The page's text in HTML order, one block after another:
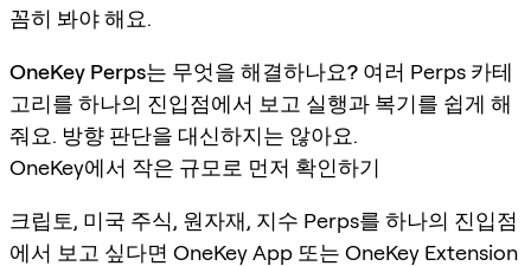
꼼히 봐야 해요.
OneKey Perps는 무엇을 해결하나요? 여러 Perps 카테
고리를 하나의 진입점에서 보고 실행과 복기를 쉽게 해
줘요. 방향 판단을 대신하지는 않아요.
OneKey에서 작은 규모로 먼저 확인하기
크립토, 미국 주식, 원자재, 지수 Perps를 하나의 진입점
에서 보고 싶다면 OneKey App 또는 OneKey Extension